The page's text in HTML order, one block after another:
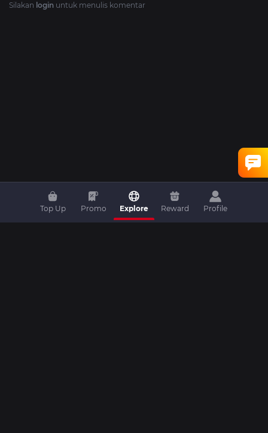
Top Up Promo Explore Reward Profile
Silakan login untuk menulis komentar